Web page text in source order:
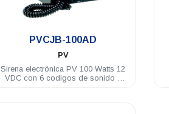
PVCJB-100AD
PV
Sirena electrónica PV 100 Watts 12
VDC con 6 codigos de sonido y